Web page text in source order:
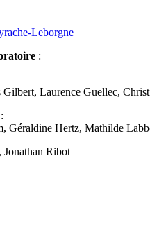
Leborgne
:
Gilbert, Laurence Guellec,
:
Géraldine Hertz, Mathilde
Jonathan Ribot